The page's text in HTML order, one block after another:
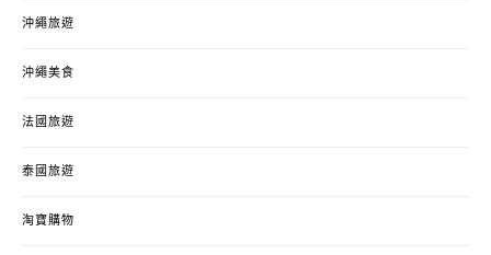
沖繩旅遊
沖繩美食
法國旅遊
泰國旅遊
淘寶購物